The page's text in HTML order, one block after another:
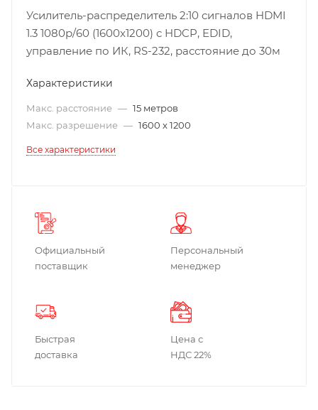
Усилитель-распределитель 2:10 сигналов HDMI
1.3 1080p/60 (1600x1200) c HDCP, EDID,
управление по ИК, RS-232, расстояние до 30м
Характеристики
Макс. расстояние — 15 метров
Макс. разрешение — 1600 x 1200
Все характеристики
Официальный
поставщик
Персональный
менеджер
Быстрая
доставка
Цена с
НДС 22%